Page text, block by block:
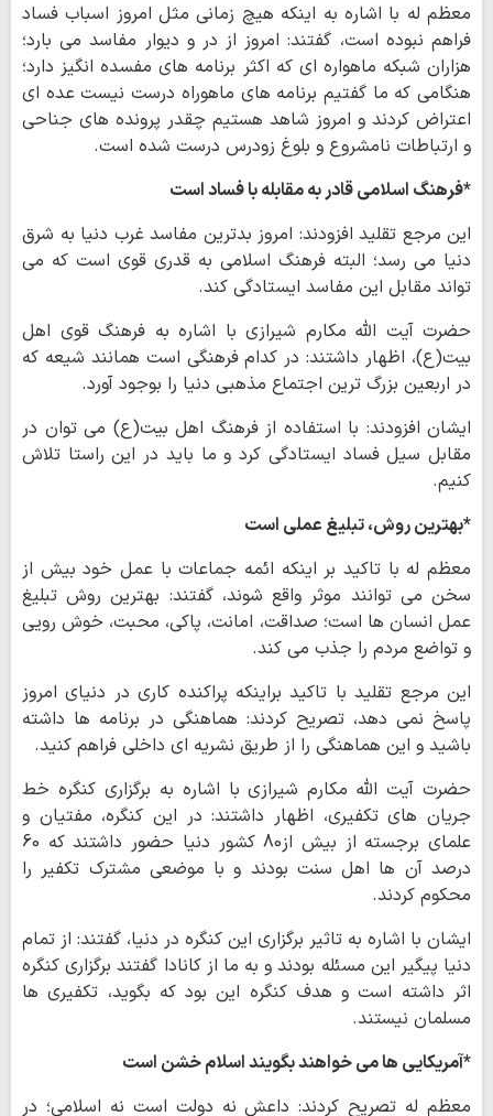
معظم له با اشاره به اینکه هیچ زمانی مثل امروز اسباب فساد
فراهم نبوده است، گفتند: امروز از در و دیوار مفاسد می بارد؛
هزاران شبکه ماهواره ای که اکثر برنامه های مفسده انگیز دارد؛
هنگامی که ما گفتیم برنامه های ماهوراه درست نیست عده ای
اعتراض کردند و امروز شاهد هستیم چقدر پرونده های جناحی
و ارتباطات نامشروع و بلوغ زودرس درست شده است.
*فرهنگ اسلامی قادر به مقابله با فساد است
این مرجع تقلید افزودند: امروز بدترین مفاسد غرب دنیا به شرق
دنیا می رسد؛ البته فرهنگ اسلامی به قدری قوی است که می
تواند مقابل این مفاسد ایستادگی کند.
حضرت آیت الله مکارم شیرازی با اشاره به فرهنگ قوی اهل
بیت(ع)، اظهار داشتند: در کدام فرهنگی است همانند شیعه که
در اربعین بزرگ ترین اجتماع مذهبی دنیا را بوجود آورد.
ایشان افزودند: با استفاده از فرهنگ اهل بیت(ع) می توان در
مقابل سیل فساد ایستادگی کرد و ما باید در این راستا تلاش
کنیم.
*بهترین روش، تبلیغ عملی است
معظم له با تاکید بر اینکه ائمه جماعات با عمل خود بیش از
سخن می توانند موثر واقع شوند، گفتند: بهترین روش تبلیغ
عمل انسان ها است؛ صداقت، امانت، پاکی، محبت، خوش رویی
و تواضع مردم را جذب می کند.
این مرجع تقلید با تاکید براینکه پراکنده کاری در دنیای امروز
پاسخ نمی دهد، تصریح کردند: هماهنگی در برنامه ها داشته
باشید و این هماهنگی را از طریق نشریه ای داخلی فراهم کنید.
حضرت آیت الله مکارم شیرازی با اشاره به برگزاری کنگره خط
جریان های تکفیری، اظهار داشتند: در این کنگره، مفتیان و
علمای برجسته از بیش از80 کشور دنیا حضور داشتند که 60
درصد آن ها اهل سنت بودند و با موضعی مشترک تکفیر را
محکوم کردند.
ایشان با اشاره به تاثیر برگزاری این کنگره در دنیا، گفتند: از تمام
دنیا پیگیر این مسئله بودند و به ما از کانادا گفتند برگزاری کنگره
اثر داشته است و هدف کنگره این بود که بگوید، تکفیری ها
مسلمان نیستند.
*آمریکایی ها می خواهند بگویند اسلام خشن است
معظم له تصریح کردند: داعش نه دولت است نه اسلامی؛ در